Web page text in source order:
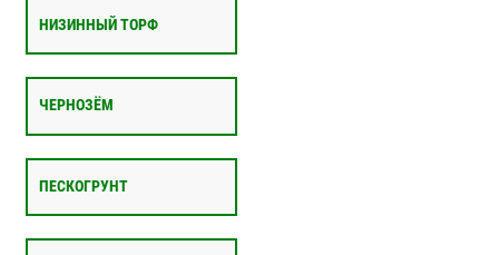
НИЗИННЫЙ ТОРФ
ЧЕРНОЗЁМ
ПЕСКОГРУНТ